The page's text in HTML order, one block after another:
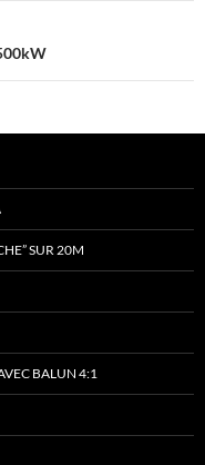
SUR 20M
BALUN 4:1